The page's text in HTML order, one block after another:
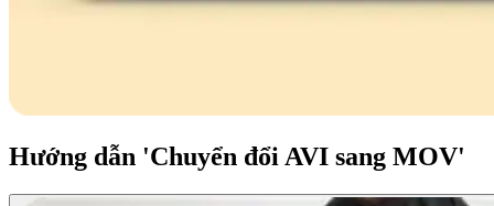
Hướng dẫn 'Chuyển đổi AVI sang MOV'